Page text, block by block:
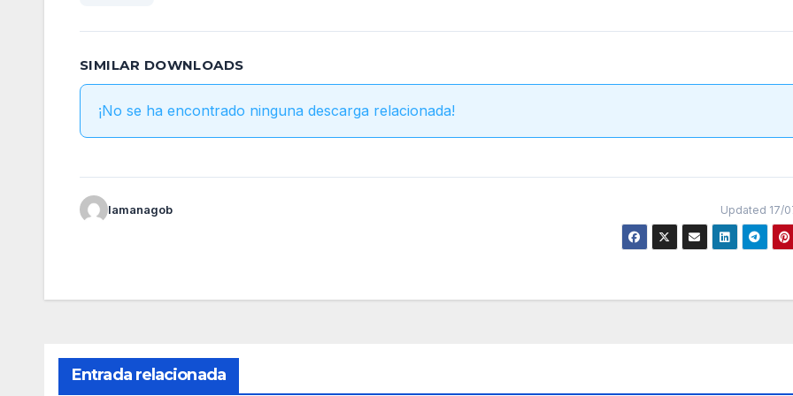
SIMILAR DOWNLOADS
¡No se ha encontrado ninguna descarga relacionada!
lamanagob Updated 17/
Entrada relacionada